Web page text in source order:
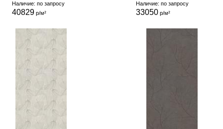
Наличие: по запросу
40829р/м²
Наличие: по запросу
33050р/м²